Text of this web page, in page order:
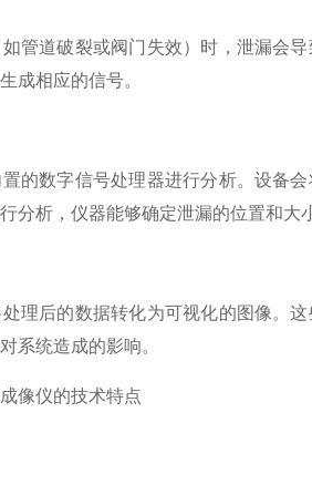
道破裂或阀门失效）时，泄漏会导
成相应的信号。
数字信号处理器进行分析。设备会
分析，仪器能够确定泄漏的位置和大
后的数据转化为可视化的图像。这
系统造成的影响。
像仪的技术特点